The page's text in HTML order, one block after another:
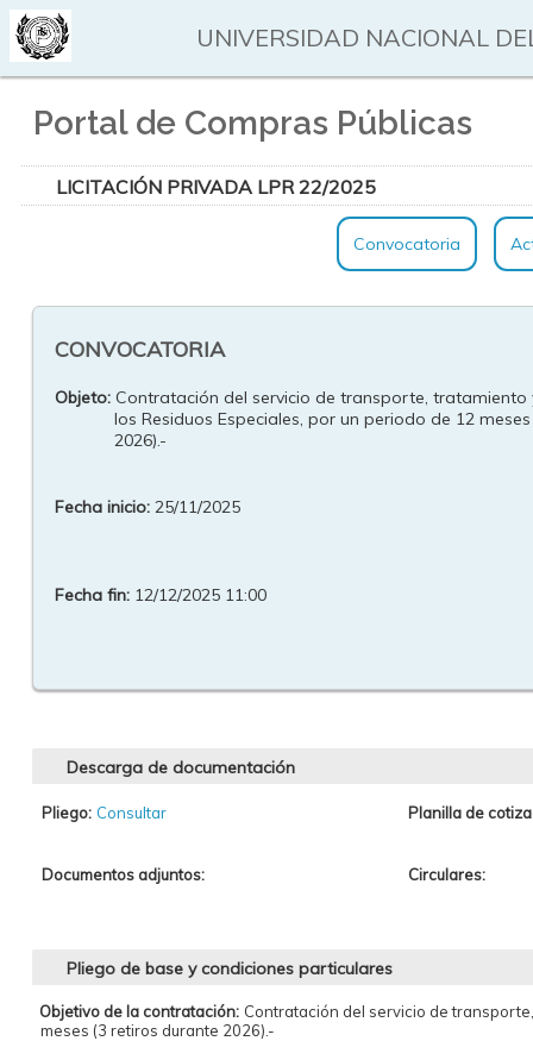
UNIVERSIDAD NACIONAL
Portal de Compras Públicas
LICITACIÓN PRIVADA LPR 22/2025
Convocatoria
CONVOCATORIA
Objeto: Contratación del servicio de transporte, tratamiento
los Residuos Especiales, por un periodo de 12
2026).-
Fecha inicio: 25/11/2025
Fecha fin: 12/12/2025 11:00
Descarga de documentación
Pliego: Consultar Planilla de
Documentos adjuntos: Circulares:
Pliego de base y condiciones particulares
Objetivo de la contratación: Contratación del servicio de
meses (3 retiros durante 2026).-